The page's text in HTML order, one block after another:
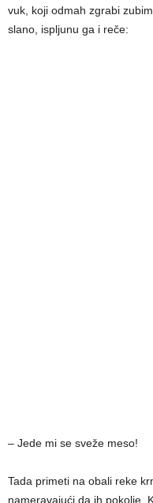
vuk, koji odmah zgrabi
slano, ispljunu ga i reče:
– Jede mi se sveže meso!
Tada primeti na obali reke
nameravajući da ih pokolje.